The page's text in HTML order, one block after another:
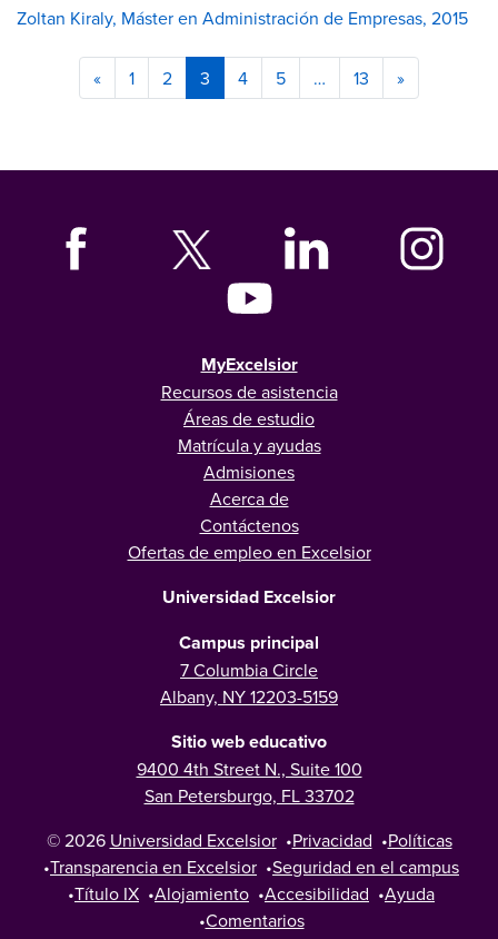
Zoltan Kiraly, Máster en Administración de Empresas, 2015
« 1 2 3 4 5 … 13 »
MyExcelsior
Recursos de asistencia
Áreas de estudio
Matrícula y ayudas
Admisiones
Acerca de
Contáctenos
Ofertas de empleo en Excelsior
Universidad Excelsior
Campus principal
7 Columbia Circle
Albany, NY 12203-5159
Sitio web educativo
9400 4th Street N., Suite 100
San Petersburgo, FL 33702
© 2026 Universidad Excelsior •Privacidad •Políticas
•Transparencia en Excelsior •Seguridad en el campus
•Título IX •Alojamiento •Accesibilidad •Ayuda
•Comentarios